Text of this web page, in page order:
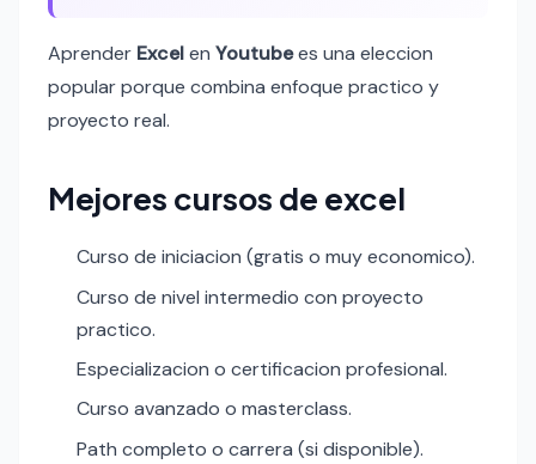
Aprender Excelen Youtubees una eleccion
popular porque combina enfoque practico y
proyecto real.
Mejores cursos de excel
Curso de iniciacion (gratis o muy economico).
Curso de nivel intermedio con proyecto
practico.
Especializacion o certificacion profesional.
Curso avanzado o masterclass.
Path completo o carrera (si disponible).